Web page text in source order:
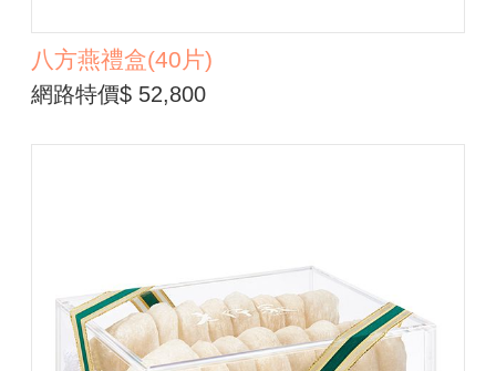
八方燕禮盒(40片)
網路特價$ 52,800